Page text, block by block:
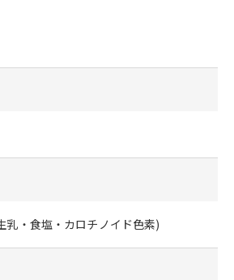
乳・食塩・カロチノイド色素)